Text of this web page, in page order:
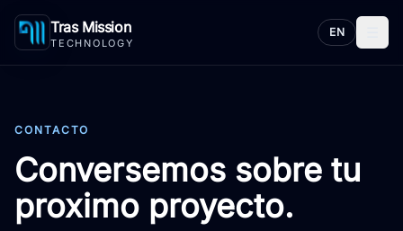
Tras Mission
TECHNOLOGY
EN
CONTACTO
Conversemos sobre tu
proximo proyecto.